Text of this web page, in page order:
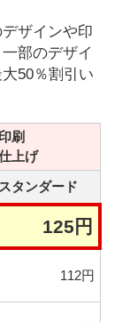
ザインや印
部のデザイ
50％割引い
印刷
上げ
スタンダード
125円
112円